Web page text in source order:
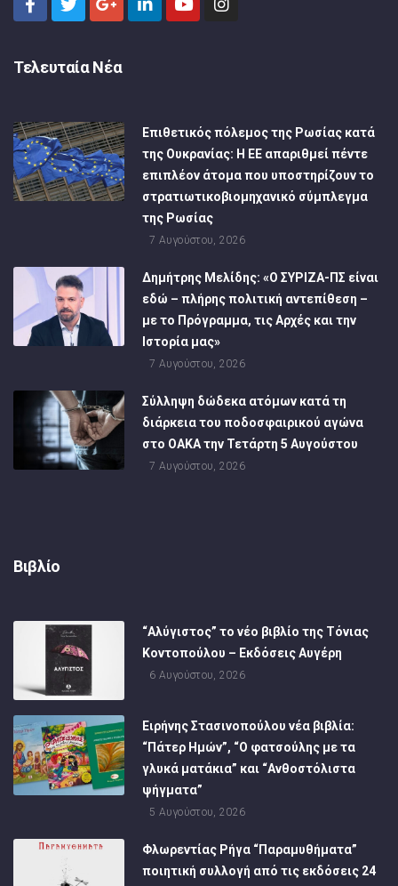
Τελευταία Νέα
Επιθετικός πόλεμος της Ρωσίας κατά
της Ουκρανίας: Η ΕΕ απαριθμεί πέντε
επιπλέον άτομα που υποστηρίζουν το
στρατιωτικοβιομηχανικό σύμπλεγμα
της Ρωσίας
7 Αυγούστου, 2026
Δημήτρης Μελίδης: «Ο ΣΥΡΙΖΑ-ΠΣ είναι
εδώ – πλήρης πολιτική αντεπίθεση –
με το Πρόγραμμα, τις Αρχές και την
Ιστορία μας»
7 Αυγούστου, 2026
Σύλληψη δώδεκα ατόμων κατά τη
διάρκεια του ποδοσφαιρικού αγώνα
στο ΟΑΚΑ την Τετάρτη 5 Αυγούστου
7 Αυγούστου, 2026
Βιβλίο
“Αλύγιστος” το νέο βιβλίο της Τόνιας
Κοντοπούλου – Εκδόσεις Αυγέρη
6 Αυγούστου, 2026
Ειρήνης Στασινοπούλου νέα βιβλία:
“Πάτερ Ημών”, “Ο φατσούλης με τα
γλυκά ματάκια” και “Ανθοστόλιστα
ψήγματα”
5 Αυγούστου, 2026
Φλωρεντίας Ρήγα “Παραμυθήματα”
ποιητική συλλογή από τις εκδόσεις 24